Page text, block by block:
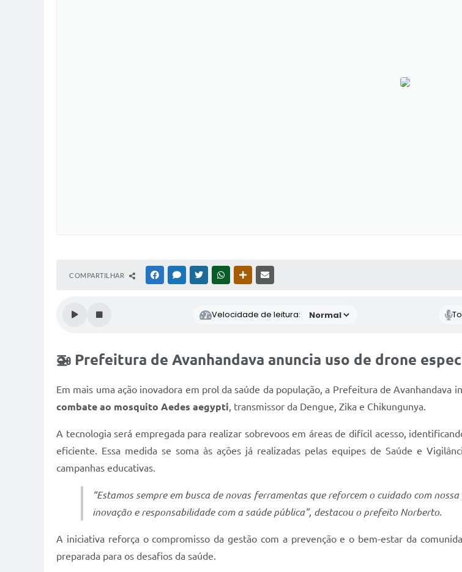
COMPARTILHAR FACEBOOKMESSENGER
TWITTERWHATSAPPOUTRAS MÍDIAS
Velocidade de leitura:
🚁 Prefeitura de Avanhandava anuncia uso de drone
Em mais uma ação inovadora em prol da saúde da população, a Prefeitura de Avanhandava
combate ao mosquito Aedes aegypti, transmissor da Dengue, Zika e Chikungunya.
A tecnologia será empregada para realizar sobrevoos em áreas de difícil acesso,
eficiente. Essa medida se soma às ações já realizadas pelas equipes de Saúde e
campanhas educativas.
“Estamos sempre em busca de novas ferramentas que reforcem o cuidado com
inovação e responsabilidade com a saúde pública”, destacou o prefeito Norberto.
A iniciativa reforça o compromisso da gestão com a prevenção e o bem-estar da
preparada para os desafios da saúde.